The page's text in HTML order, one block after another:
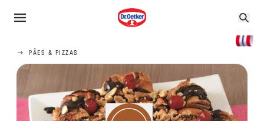
PÃES & PIZZAS